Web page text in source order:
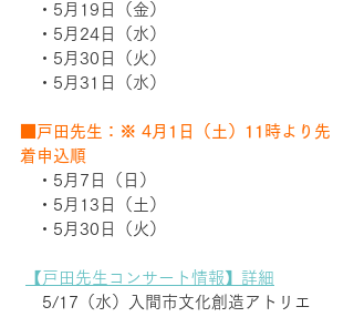
・5月19日（金）
・5月24日（水）
・5月30日（火）
・5月31日（水）
■戸田先生：※ 4月1日（土）11時より先
着申込順
・5月7日（日）
・5月13日（土）
・5月30日（火）
【戸田先生コンサート情報】詳細
5/17（水）入間市文化創造アトリエ